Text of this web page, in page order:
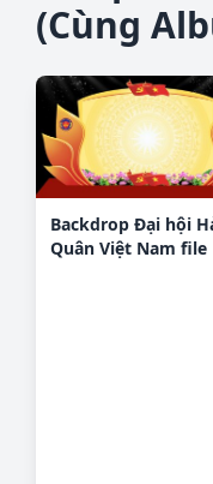
(Cùng
Backdrop Đại hội
Quân Việt Nam file